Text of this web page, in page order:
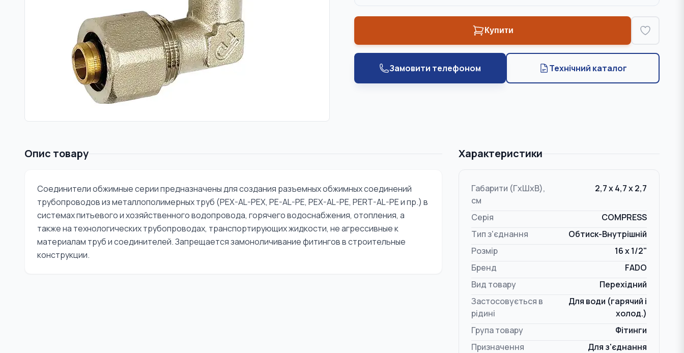
Купити
Замовити телефоном Технічний каталог
Опис товару
Соединители обжимные серии предназначены для создания разъемных обжимных соединений
трубопроводов из металлополимерных труб (PEX-AL-PEX, PE-AL-PE, PEX-AL-PE, PERT-AL-PE и пр.) в
системах питьевого и хозяйственного водопровода, горячего водоснабжения, отопления, а
также на технологических трубопроводах, транспортирующих жидкости, не агрессивные к
материалам труб и соединителей. Запрещается замоноличивание фитингов в строительные
конструкции.
Характеристики
Габарити (ГxШxВ),
см
2,7 x 4,7 x 2,7
Серія
COMPRESS
Тип з'єднання
Обтиск-Внутрішній
Розмір
16 x 1/2"
Бренд
FADO
Вид товару
Перехідний
Застосовується в
рідині
Для води (гарячий і
холод.)
Група товару
Фітинги
Призначення
Для з'єднання